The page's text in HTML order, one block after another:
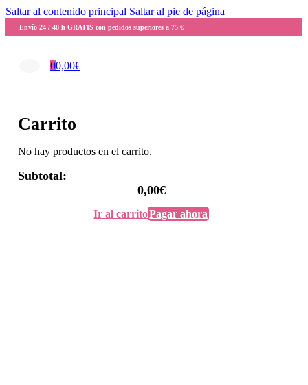
Saltar al contenido principal Saltar al pie de página
Envío 24 / 48 h GRATIS con pedidos superiores a 75 €
00,00€
Carrito
No hay productos en el carrito.
Subtotal:
0,00€
Ir al carritoPagar ahora